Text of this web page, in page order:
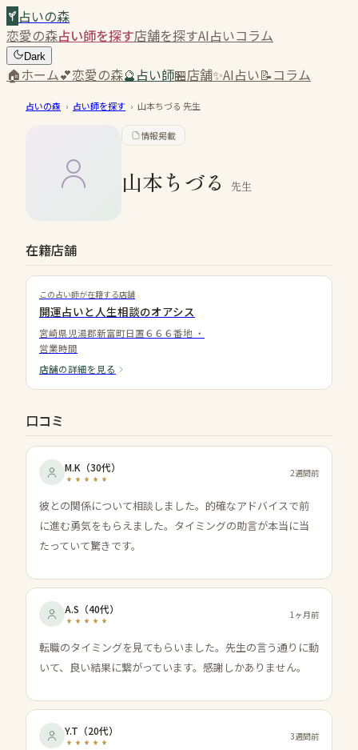
占いの森
恋愛の森占い師を探す店舗を探すAI占いコラム
Dark
🏠ホーム💕恋愛の森🔮占い師🏪店舗✨AI占い📝コラム
占いの森 › 占い師を探す › 山本ちづる 先生
情報掲載
山本ちづる 先生
在籍店舗
この占い師が在籍する店舗
開運占いと人生相談のオアシス
宮崎県児湯郡新富町日置６６６番地 ・
営業時間
店舗の詳細を見る
口コミ
M.K （30代） 2週間前
彼との関係について相談しました。的確なアドバイスで前
に進む勇気をもらえました。タイミングの助言が本当に当
たっていて驚きです。
A.S （40代） 1ヶ月前
転職のタイミングを見てもらいました。先生の言う通りに動
いて、良い結果に繋がっています。感謝しかありません。
Y.T （20代） 3週間前